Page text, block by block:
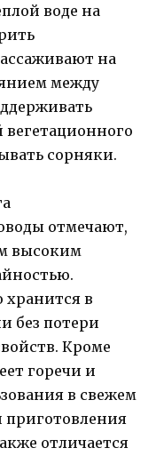
воде на
на
между
вегетационного
сорняки.
отмечают,
высоким
хранится в
без потери
Кроме
горечи и
в свежем
приготовления
отличается